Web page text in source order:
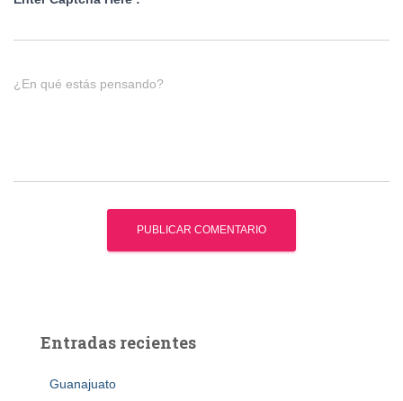
¿En qué estás pensando?
Entradas recientes
Guanajuato